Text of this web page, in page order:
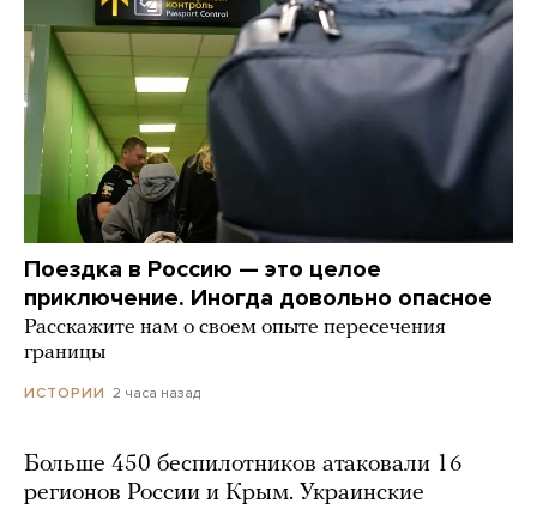
Поездка в Россию — это целое
приключение. Иногда довольно опасное
Расскажите нам о своем опыте пересечения
границы
ИСТОРИИ 2 часа назад
Больше 450 беспилотников атаковали 16
регионов России и Крым. Украинские